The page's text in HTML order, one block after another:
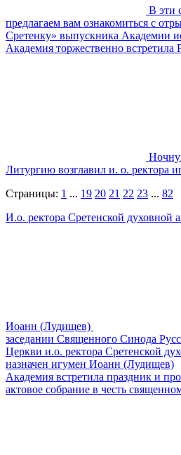
В эти
предлагаем вам ознакомиться с
Сретенку» выпускника Академии
Академия торжественно встретила
Литургию возглавил и. о. ректора
Страницы: 1 ... 19 20 21 22 23 ... 82
И.о. ректора Сретенской духовной
Иоанн (Лудищев)
заседании Священного Синода
Церкви и.о. ректора Сретенской
назначен игумен Иоанн (Лудищев)
Академия встретила праздник и
актовое собрание в честь